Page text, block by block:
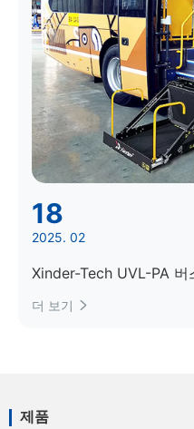
18
2025. 02
Xinder-Tech UVL-PA 버
더 보기 
제품